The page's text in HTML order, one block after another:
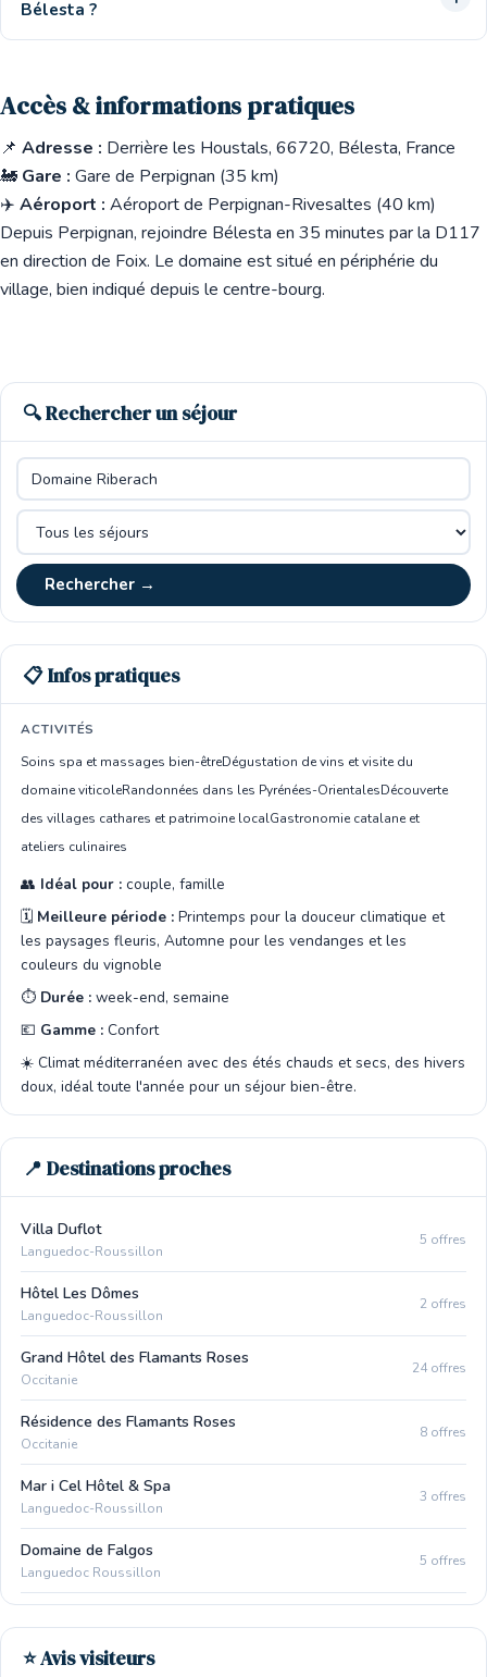
Bélesta ?
Accès & informations pratiques
📌 Adresse : Derrière les Houstals, 66720, Bélesta, France
🚂 Gare : Gare de Perpignan (35 km)
✈️ Aéroport : Aéroport de Perpignan-Rivesaltes (40 km)
Depuis Perpignan, rejoindre Bélesta en 35 minutes par la D117
en direction de Foix. Le domaine est situé en périphérie du
village, bien indiqué depuis le centre-bourg.
🔍 Rechercher un séjour
Rechercher →
📋 Infos pratiques
ACTIVITÉS
Soins spa et massages bien-êtreDégustation de vins et visite du
domaine viticoleRandonnées dans les Pyrénées-OrientalesDécouverte
des villages cathares et patrimoine localGastronomie catalane et
ateliers culinaires
👥 Idéal pour : couple, famille
🗓️ Meilleure période : Printemps pour la douceur climatique et
les paysages fleuris, Automne pour les vendanges et les
couleurs du vignoble
⏱️ Durée : week-end, semaine
💶 Gamme : Confort
☀️ Climat méditerranéen avec des étés chauds et secs, des hivers
doux, idéal toute l'année pour un séjour bien-être.
📍 Destinations proches
Villa Duflot
Languedoc-Roussillon
5 offres
Hôtel Les Dômes
Languedoc-Roussillon
2 offres
Grand Hôtel des Flamants Roses
Occitanie
24 offres
Résidence des Flamants Roses
Occitanie
8 offres
Mar i Cel Hôtel & Spa
Languedoc-Roussillon
3 offres
Domaine de Falgos
Languedoc Roussillon
5 offres
⭐ Avis visiteurs